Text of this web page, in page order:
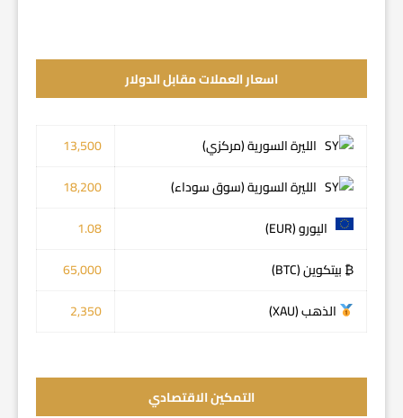
اسعار العملات مقابل الدولار
الليرة السورية (مركزي)
13,500
الليرة السورية (سوق سوداء)
18,200
اليورو (EUR)
1.08
₿ بيتكوين (BTC)
65,000
الذهب (XAU)
2,350
التمكين الاقتصادي